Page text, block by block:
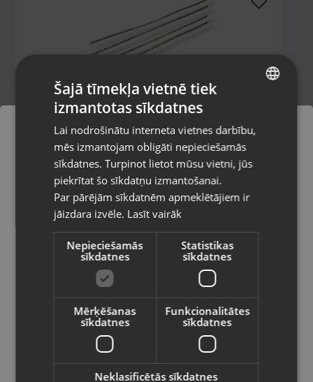
Zelta Ķēde
Jelgava, Rīgas iela 53B
Stāvoklis Restaurēts (Garantija 24 mēneši)
520.00€
€ /mēn.
Pasūtījumi tiks piegādāti uz
izvēlēto valsti
Vietnes saturs būs attēlots izvēlētajā
valodā
Valsts
Latviešu / Latvian
RUSSIAN
Šajā tīmekļa vietnē tiek
izmantotas sīkdatnes
Lai nodrošinātu interneta vietnes darbību,
mēs izmantojam obligāti nepieciešamās
sīkdatnes. Turpinot lietot mūsu vietni, jūs
piekrītat šo sīkdatņu izmantošanai.
Par pārējām sīkdatnēm apmeklētājiem ir
jāizdara izvēle. Lasīt vairāk
Nepieciešamās
sīkdatnes
Statistikas
sīkdatnes
Mērķēšanas
sīkdatnes
Funkcionalitātes
sīkdatnes
Neklasificētās sīkdatnes